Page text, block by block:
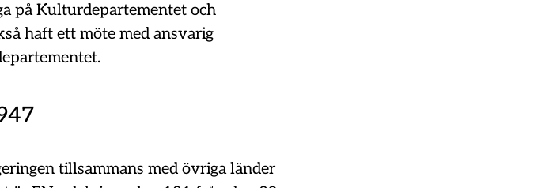
på Kulturdepartementet och
haft ett möte med ansvarig
tillsammans med övriga länder